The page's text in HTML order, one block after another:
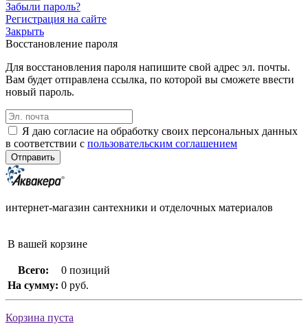
Забыли пароль?
Регистрация на сайте
Закрыть
Восстановление пароля
Для восстановления пароля напишите свой адрес эл. почты.
Вам будет отправлена ссылка, по которой вы сможете ввести
новый пароль.
Я даю согласие на обработку своих персональных данных
в соответствии с пользовательским соглашением
интернет-магазин сантехники и отделочных материалов
В вашей корзине
Всего:
0 позиций
На сумму: 0 руб.
Корзина пуста